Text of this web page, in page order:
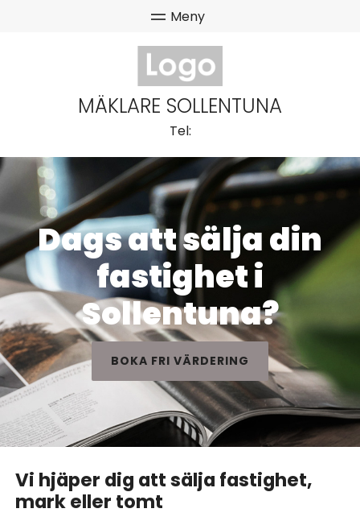
MÄKLARE SOLLENTUNA
Tel:
Dags att sälja din
fastighet i
Sollentuna?
BOKA FRI VÄRDERING
Vi hjäper dig att sälja fastighet,
mark eller tomt